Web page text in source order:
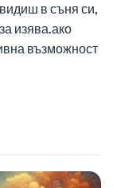
в съня си,
изява.ако
възможност